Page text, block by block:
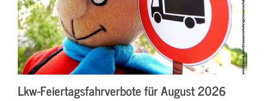
Lkw-Feiertagsfahrverbote für August 2026